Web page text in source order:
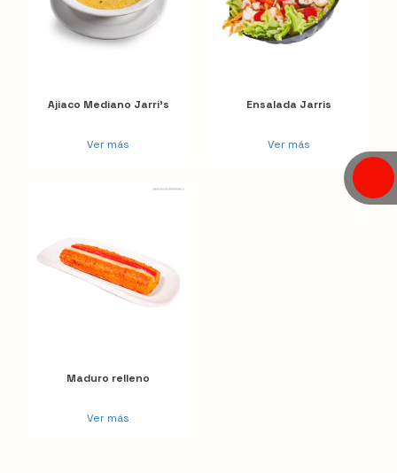
Ajiaco Mediano Jarri's
Ver más
Ensalada Jarris
Ver más
Maduro relleno
Ver más